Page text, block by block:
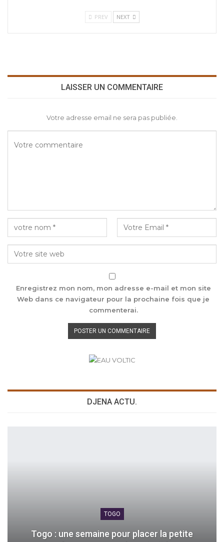
PREV NEXT
LAISSER UN COMMENTAIRE
Votre adresse email ne sera pas publiée.
Enregistrez mon nom, mon adresse e-mail et mon site
Web dans ce navigateur pour la prochaine fois que je
commenterai.
DJENA ACTU.
TOGO
Togo : une semaine pour placer la petite